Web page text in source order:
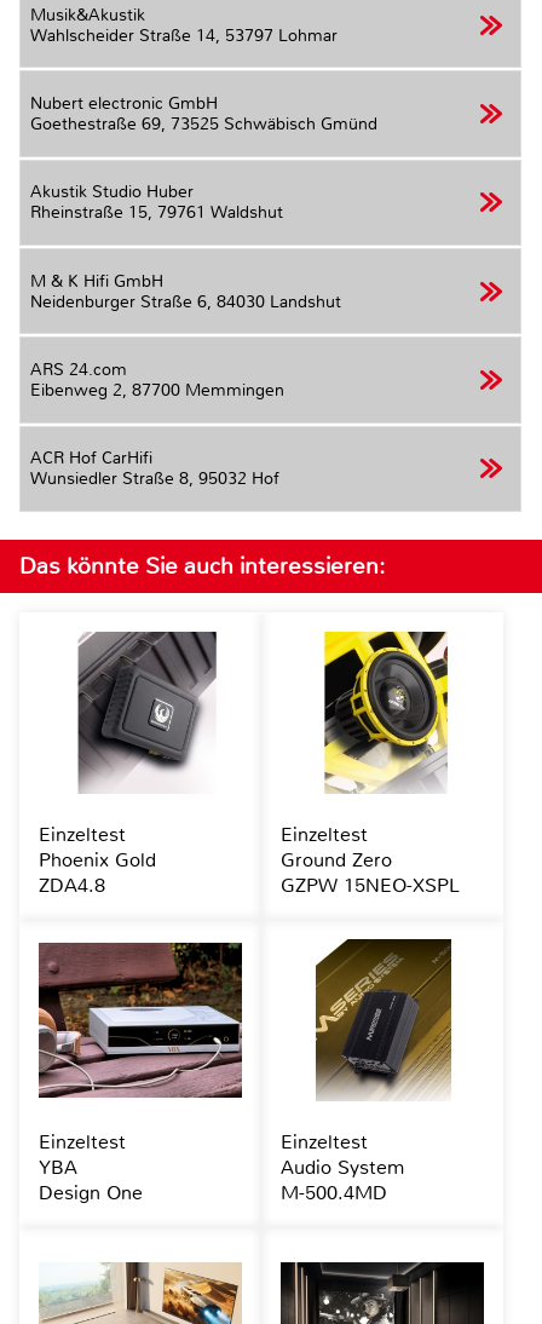
Musik&Akustik
Wahlscheider Straße 14, 53797 Lohmar
Nubert electronic GmbH
Goethestraße 69, 73525 Schwäbisch Gmünd
Akustik Studio Huber
Rheinstraße 15, 79761 Waldshut
M & K Hifi GmbH
Neidenburger Straße 6, 84030 Landshut
ARS 24.com
Eibenweg 2, 87700 Memmingen
ACR Hof CarHifi
Wunsiedler Straße 8, 95032 Hof
Das könnte Sie auch interessieren:
Einzeltest
Phoenix Gold
ZDA4.8
Einzeltest
Ground Zero
GZPW 15NEO-XSPL
Einzeltest
YBA
Design One
Einzeltest
Audio System
M-500.4MD